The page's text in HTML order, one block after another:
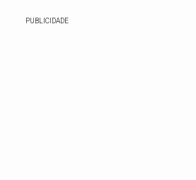
PUBLICIDADE